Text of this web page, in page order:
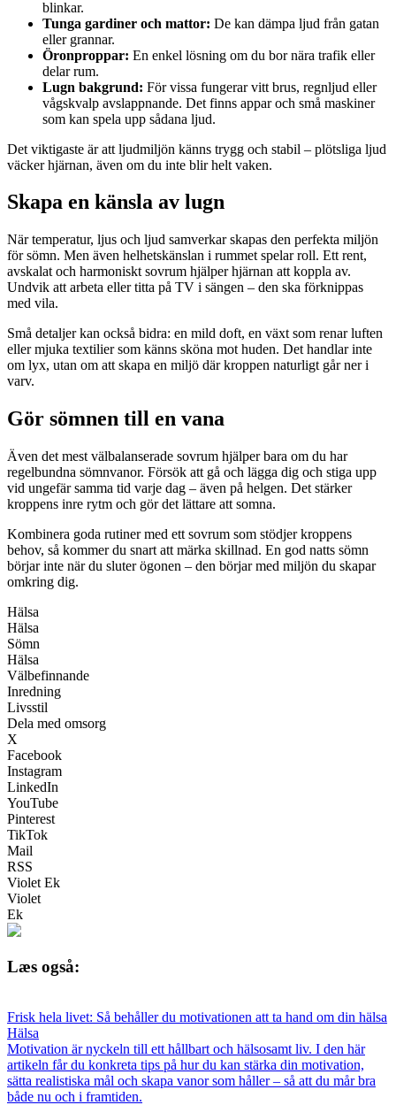
blinkar.
Tunga gardiner och mattor: De kan dämpa ljud från gatan
eller grannar.
Öronproppar: En enkel lösning om du bor nära trafik eller
delar rum.
Lugn bakgrund: För vissa fungerar vitt brus, regnljud eller
vågskvalp avslappnande. Det finns appar och små maskiner
som kan spela upp sådana ljud.
Det viktigaste är att ljudmiljön känns trygg och stabil – plötsliga ljud
väcker hjärnan, även om du inte blir helt vaken.
Skapa en känsla av lugn
När temperatur, ljus och ljud samverkar skapas den perfekta miljön
för sömn. Men även helhetskänslan i rummet spelar roll. Ett rent,
avskalat och harmoniskt sovrum hjälper hjärnan att koppla av.
Undvik att arbeta eller titta på TV i sängen – den ska förknippas
med vila.
Små detaljer kan också bidra: en mild doft, en växt som renar luften
eller mjuka textilier som känns sköna mot huden. Det handlar inte
om lyx, utan om att skapa en miljö där kroppen naturligt går ner i
varv.
Gör sömnen till en vana
Även det mest välbalanserade sovrum hjälper bara om du har
regelbundna sömnvanor. Försök att gå och lägga dig och stiga upp
vid ungefär samma tid varje dag – även på helgen. Det stärker
kroppens inre rytm och gör det lättare att somna.
Kombinera goda rutiner med ett sovrum som stödjer kroppens
behov, så kommer du snart att märka skillnad. En god natts sömn
börjar inte när du sluter ögonen – den börjar med miljön du skapar
omkring dig.
Hälsa
Hälsa
Sömn
Hälsa
Välbefinnande
Inredning
Livsstil
Dela med omsorg
X
Facebook
Instagram
LinkedIn
YouTube
Pinterest
TikTok
Mail
RSS
Violet Ek
Violet
Ek
Læs også:
Frisk hela livet: Så behåller du motivationen att ta hand om din hälsa
Hälsa
Motivation är nyckeln till ett hållbart och hälsosamt liv. I den här
artikeln får du konkreta tips på hur du kan stärka din motivation,
sätta realistiska mål och skapa vanor som håller – så att du mår bra
både nu och i framtiden.